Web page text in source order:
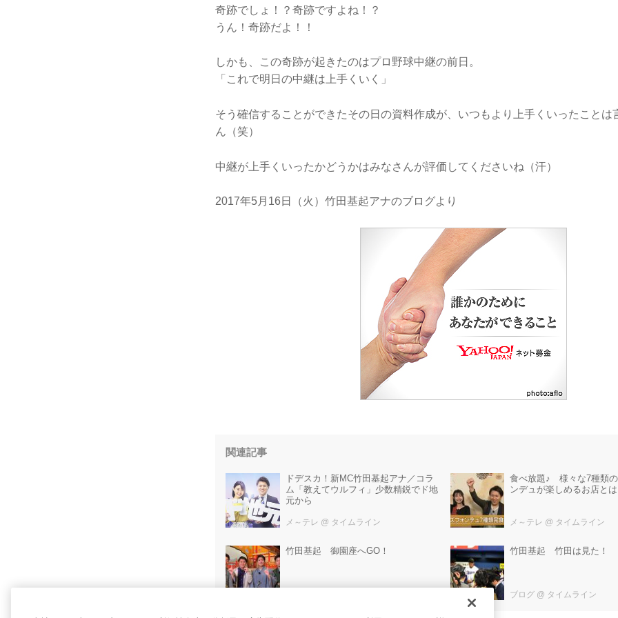
奇跡でしょ！？奇跡ですよね！？
うん！奇跡だよ！！
しかも、この奇跡が起きたのはプロ野球中継の前日。
「これで明日の中継は上手くいく」
そう確信することができたその日の資料作成が、いつもより上手くいったことは
ん（笑）
中継が上手くいったかどうかはみなさんが評価してくださいね（汗）
2017年5月16日（火）竹田基起アナのブログより
関連記事
ドデスカ！新MC竹田基起アナ／コラ
ム「教えてウルフィ」少数精鋭でド地
元から
メ～テレ @ タイムライン
食べ放題♪ 様々な7種類の
ンデュが楽しめるお店とは
メ～テレ @ タイムライン
竹田基起 御園座へGO！ 竹田基起 竹田は見た！
ブログ @ タイムライン